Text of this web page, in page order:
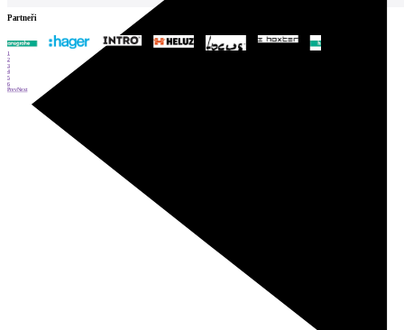
Partneři
1
2
3
4
5
6
PrevNext